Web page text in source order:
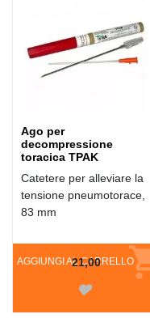
Ago per
decompressione
toracica TPAK
Catetere per alleviare la
tensione pneumotorace,
83 mm
AGGIUNGI AL CARRELLO
21,00